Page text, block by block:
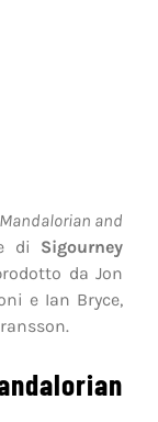
and
di Sigourney
da Jon
e Ian Bryce,